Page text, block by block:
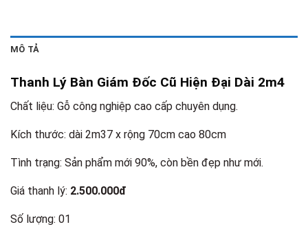
MÔ TẢ
Thanh Lý Bàn Giám Đốc Cũ Hiện Đại Dài 2m4
Chất liệu: Gỗ công nghiệp cao cấp chuyên dụng.
Kích thước: dài 2m37 x rộng 70cm cao 80cm
Tình trạng: Sản phẩm mới 90%, còn bền đẹp như mới.
Giá thanh lý: 2.500.000đ
Số lượng: 01